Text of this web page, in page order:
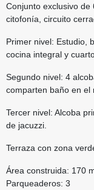
Conjunto exclusivo de
citofonía, circuito
Primer nivel: Estudio,
cocina integral y
Segundo nivel: 4
comparten baño en el
Tercer nivel: Alcoba
de jacuzzi.
Terraza con zona
Área construida: 170
Parqueaderos: 3